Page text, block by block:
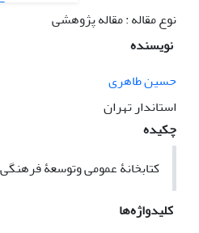
نوع مقاله : مقاله پژوهشی
نویسنده
حسین طاهری
استاندار تهران
چکیده
کتابخانۀ عمومی وتوسعۀ فرهنگی
کلیدواژه‌ها